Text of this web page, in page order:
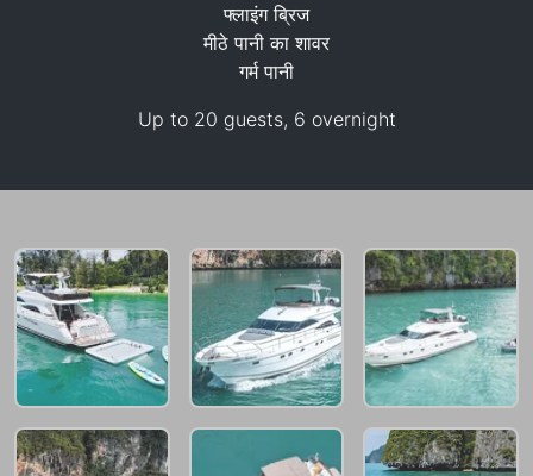
फ्लाइंग ब्रिज
मीठे पानी का शावर
गर्म पानी
Up to 20 guests, 6 overnight